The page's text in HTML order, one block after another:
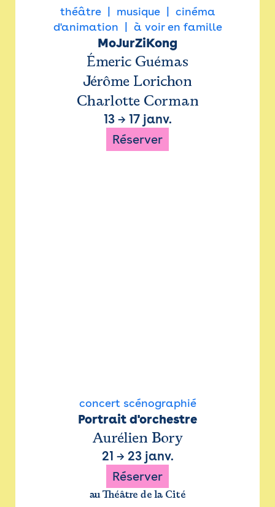
théâtre musique
cinéma
d'animation
à voir en famille
MoJurZiKong
Émeric Guémas
Jérôme Lorichon
Charlotte Corman
13→ 17 janv.
Réserver
concert scénographié
Portrait d'orchestre
Aurélien Bory
21 → 23 janv.
Réserver
au Théâtre de la Cité